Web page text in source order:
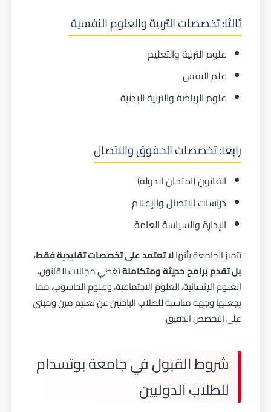
ثالثا: تخصصات التربية والعلوم النفسية
علوم التربية والتعليم
علم النفس
علوم الرياضة والتربية البدنية
رابعا: تخصصات الحقوق والاتصال
القانون(امتحان الدولة)
دراسات الاتصال والإعلام
الإدارة والسياسة العامة
تتميز الجامعة بأنهالا تعتمد على تخصصات تقليدية فقط،
بل تقدم برامج حديثة ومتكاملةتغطي مجالات القانون،
العلوم الإنسانية، العلوم الاجتماعية، وعلوم الحاسوب، مما
يجعلها وجهة مناسبة للطلاب الباحثين عن تعليم مرن ومبني
على التخصص الدقيق.
شروط القبول في جامعة بوتسدام
للطلاب الدوليين